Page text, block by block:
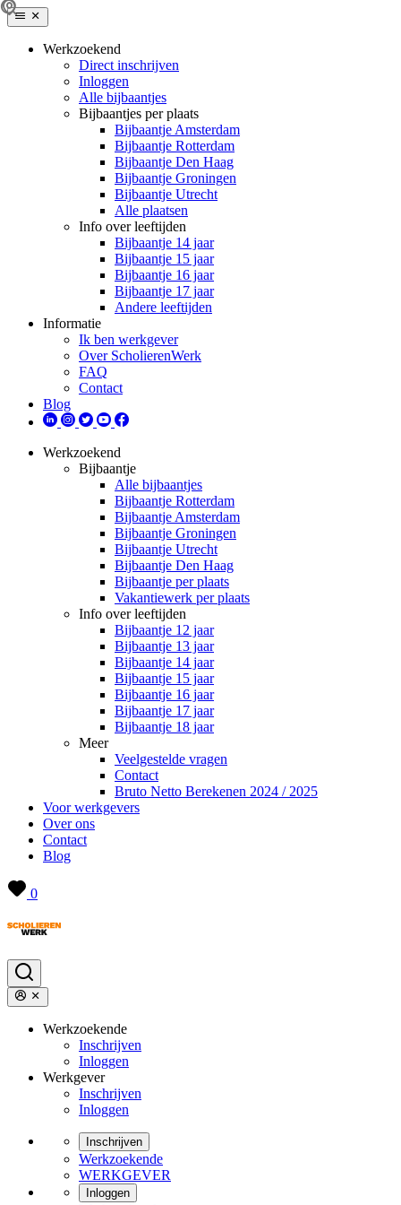
Werkzoekend
Direct inschrijven
Inloggen
Alle bijbaantjes
Bijbaantjes per plaats
Bijbaantje Amsterdam
Bijbaantje Rotterdam
Bijbaantje Den Haag
Bijbaantje Groningen
Bijbaantje Utrecht
Alle plaatsen
Info over leeftijden
Bijbaantje 14 jaar
Bijbaantje 15 jaar
Bijbaantje 16 jaar
Bijbaantje 17 jaar
Andere leeftijden
Informatie
Ik ben werkgever
Over ScholierenWerk
FAQ
Contact
Blog
Werkzoekend
Bijbaantje
Alle bijbaantjes
Bijbaantje Rotterdam
Bijbaantje Amsterdam
Bijbaantje Groningen
Bijbaantje Utrecht
Bijbaantje Den Haag
Bijbaantje per plaats
Vakantiewerk per plaats
Info over leeftijden
Bijbaantje 12 jaar
Bijbaantje 13 jaar
Bijbaantje 14 jaar
Bijbaantje 15 jaar
Bijbaantje 16 jaar
Bijbaantje 17 jaar
Bijbaantje 18 jaar
Meer
Veelgestelde vragen
Contact
Bruto Netto Berekenen 2024 / 2025
Voor werkgevers
Over ons
Contact
Blog
0
Werkzoekende
Inschrijven
Inloggen
Werkgever
Inschrijven
Inloggen
Inschrijven
Werkzoekende
WERKGEVER
Inloggen